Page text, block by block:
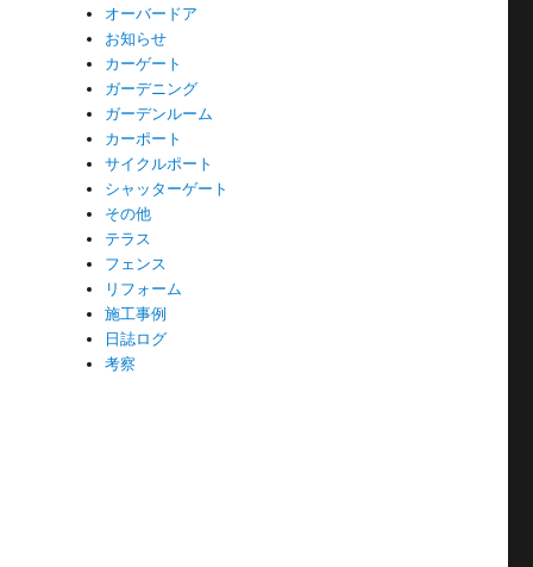
オーバードア
お知らせ
カーゲート
ガーデニング
ガーデンルーム
カーポート
サイクルポート
シャッターゲート
その他
テラス
フェンス
リフォーム
施工事例
日誌ログ
考察